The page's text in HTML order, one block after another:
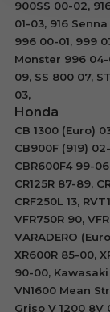
900SS 00-02,
01-03, 916
996 00-01, 999
Monster 996 04-
09, SS 800 07,
03,
Honda
CB 1300 (Euro)
CB900F (919)
CBR600F4 99-
CR125R 87-89,
CRF250L 13,
VFR750R 90,
VARADERO
XR600R 85-00,
90-00, Kawasaki
VN1600 Mean
Griso V 1200 8V